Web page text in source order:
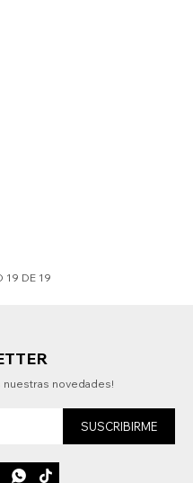
19 DE 19
nuestras novedades!
SUSCRIBIRME
 